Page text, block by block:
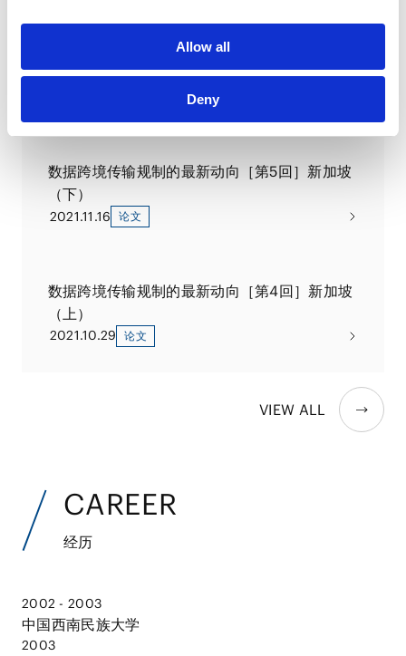
Allow all
Deny
GLOBAL LAW UPDATE 马来西亚的最新法律制
度动向
数据跨境传输规制的最新动向［第5回］新加坡
（下）
2021.11.16 论文
数据跨境传输规制的最新动向［第4回］新加坡
（上）
2021.10.29 论文
VIEW ALL
CAREER
经历
2002 - 2003
中国西南民族大学
2003